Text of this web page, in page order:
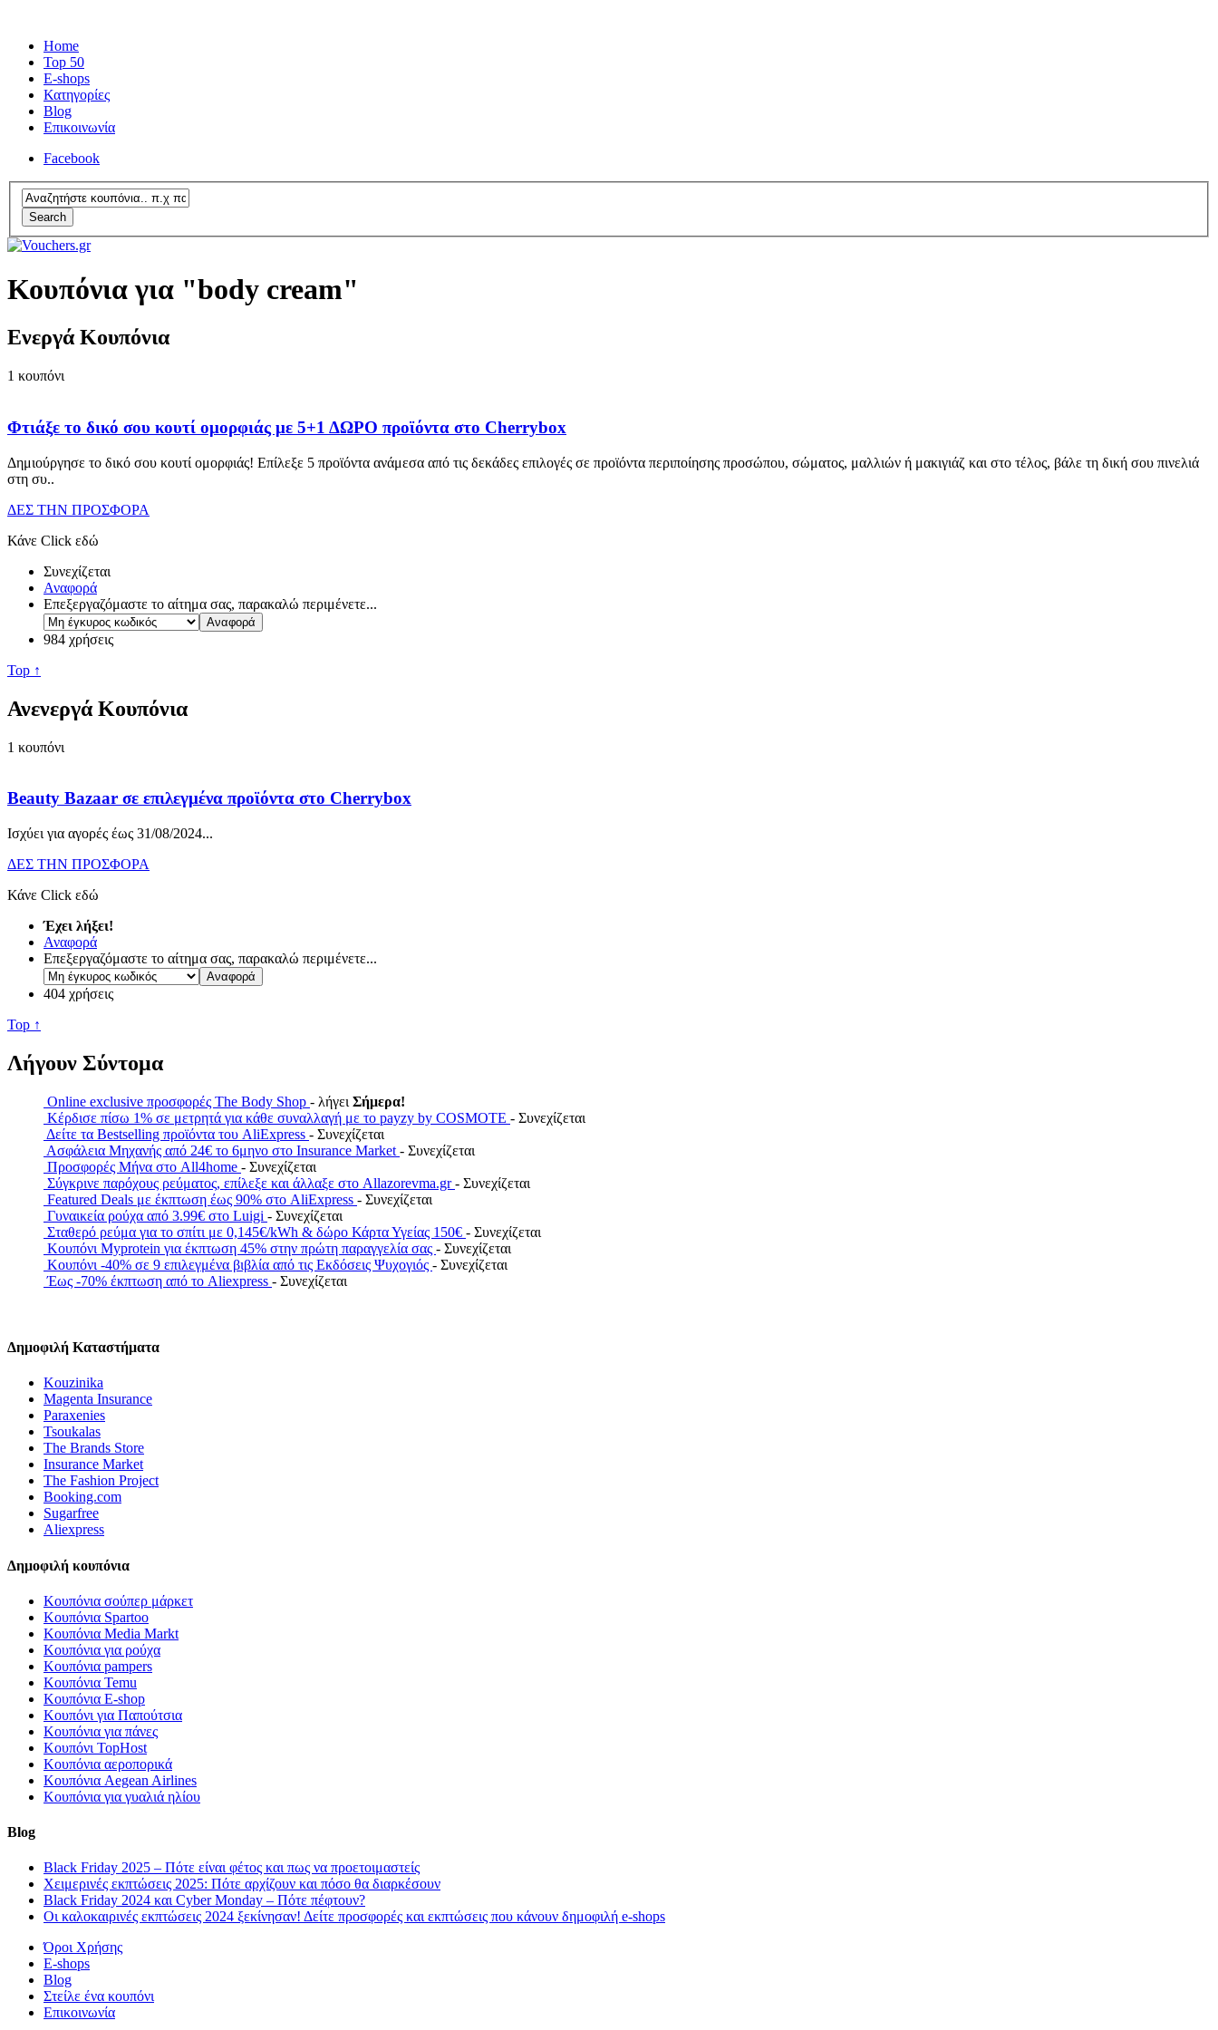
Home
Top 50
E-shops
Κατηγορίες
Blog
Επικοινωνία
Facebook
Search
Κουπόνια για "body cream"
Ενεργά Κουπόνια
1 κουπόνι
Φτιάξε το δικό σου κουτί ομορφιάς με 5+1 ΔΩΡΟ προϊόντα στο Cherrybox
Δημιούργησε το δικό σου κουτί ομορφιάς! Επίλεξε 5 προϊόντα ανάμεσα από τις δεκάδες επιλογές σε προϊόντα περιποίησης προσώπου, σώματος, μαλλιών ή μακιγιάζ και στο τέλος, βάλε τη δική σου πινελιά
στη συ..
ΔΕΣ ΤΗΝ ΠΡΟΣΦΟΡΑ
Κάνε Click εδώ
Συνεχίζεται
Αναφορά
Επεξεργαζόμαστε το αίτημα σας, παρακαλώ περιμένετε...
984 χρήσεις
Top ↑
Ανενεργά Κουπόνια
1 κουπόνι
Beauty Bazaar σε επιλεγμένα προϊόντα στο Cherrybox
Ισχύει για αγορές έως 31/08/2024...
ΔΕΣ ΤΗΝ ΠΡΟΣΦΟΡΑ
Κάνε Click εδώ
Έχει λήξει!
Αναφορά
Επεξεργαζόμαστε το αίτημα σας, παρακαλώ περιμένετε...
404 χρήσεις
Top ↑
Λήγουν Σύντομα
Online exclusive προσφορές The Body Shop - λήγει Σήμερα!
Κέρδισε πίσω 1% σε μετρητά για κάθε συναλλαγή με το payzy by COSMOTE - Συνεχίζεται
Δείτε τα Bestselling προϊόντα του AliExpress - Συνεχίζεται
Ασφάλεια Μηχανής από 24€ το 6μηνο στο Insurance Market - Συνεχίζεται
Προσφορές Μήνα στο All4home - Συνεχίζεται
Σύγκρινε παρόχους ρεύματος, επίλεξε και άλλαξε στο Allazorevma.gr- Συνεχίζεται
Featured Deals με έκπτωση έως 90% στο AliExpress - Συνεχίζεται
Γυναικεία ρούχα από 3.99€ στο Luigi - Συνεχίζεται
Σταθερό ρεύμα για το σπίτι με 0,145€/kWh & δώρο Κάρτα Υγείας 150€ - Συνεχίζεται
Κουπόνι Myprotein για έκπτωση 45% στην πρώτη παραγγελία σας - Συνεχίζεται
Κουπόνι -40% σε 9 επιλεγμένα βιβλία από τις Εκδόσεις Ψυχογιός - Συνεχίζεται
Έως -70% έκπτωση από το Aliexpress - Συνεχίζεται
Δημοφιλή Καταστήματα
Kouzinika
Magenta Insurance
Paraxenies
Tsoukalas
The Brands Store
Insurance Market
The Fashion Project
Booking.com
Sugarfree
Aliexpress
Δημοφιλή κουπόνια
Κουπόνια σούπερ μάρκετ
Κουπόνια Spartoo
Κουπόνια Media Markt
Κουπόνια για ρούχα
Κουπόνια pampers
Κουπόνια Temu
Κουπόνια E-shop
Κουπόνι για Παπούτσια
Κουπόνια για πάνες
Κουπόνι TopHost
Κουπόνια αεροπορικά
Κουπόνια Aegean Airlines
Κουπόνια για γυαλιά ηλίου
Blog
Black Friday 2025 – Πότε είναι φέτος και πως να προετοιμαστείς
Χειμερινές εκπτώσεις 2025: Πότε αρχίζουν και πόσο θα διαρκέσουν
Black Friday 2024 και Cyber Monday – Πότε πέφτουν?
Οι καλοκαιρινές εκπτώσεις 2024 ξεκίνησαν! Δείτε προσφορές και εκπτώσεις που κάνουν δημοφιλή e-shops
Όροι Χρήσης
E-shops
Blog
Στείλε ένα κουπόνι
Επικοινωνία